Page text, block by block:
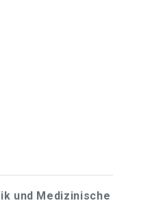
und Medizinische